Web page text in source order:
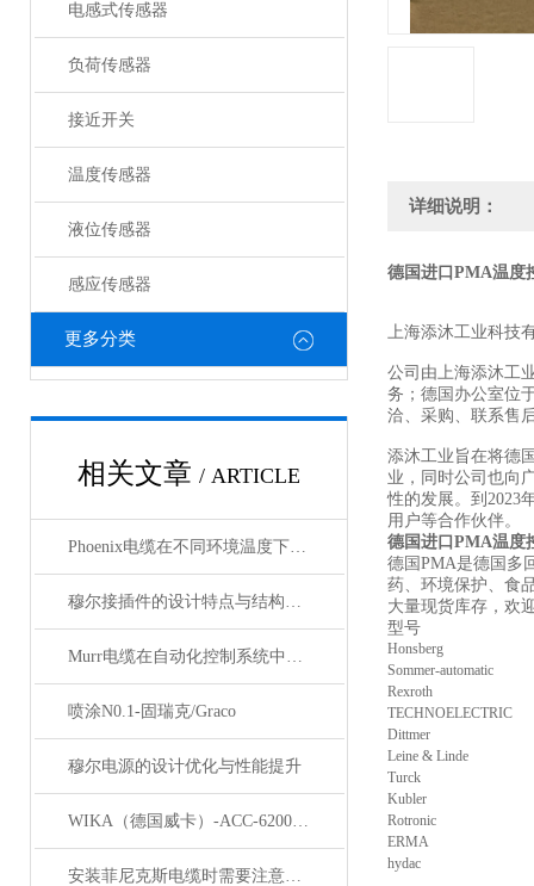
电感式传感器
负荷传感器
接近开关
温度传感器
液位传感器
感应传感器
更多分类
相关文章 / ARTICLE
Phoenix电缆在不同环境温度下的性能表现如何？
穆尔接插件的设计特点与结构优化
Murr电缆在自动化控制系统中的应用
喷涂N0.1-固瑞克/Graco
穆尔电源的设计优化与性能提升
WIKA（德国威卡）-ACC-6200系列压力变送器简介
安装菲尼克斯电缆时需要注意哪些事项？
详细说明：
德国进口PMA温度
上海添沐工业科技
公司由上海添沐工
务；德国办公室位
洽、采购、联系售
添沐工业旨在将德
业，同时公司也向
性的发展。到2023
用户等合作伙伴。
德国进口PMA温度
德国PMA是德国多
药、环境保护、食
大量现货库存，欢
型号
Honsberg
Sommer-automatic
Rexroth
TECHNOELECTRIC
Dittmer
Leine & Linde
Turck
Kubler
Rotronic
ERMA
hydac